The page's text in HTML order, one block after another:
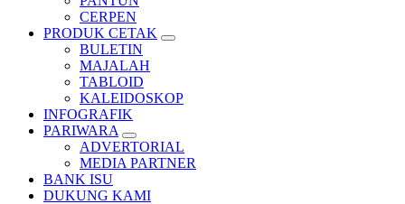
CERPEN
PRODUK CETAK
BULETIN
MAJALAH
TABLOID
KALEIDOSKOP
INFOGRAFIK
PARIWARA
ADVERTORIAL
MEDIA PARTNER
BANK ISU
DUKUNG KAMI